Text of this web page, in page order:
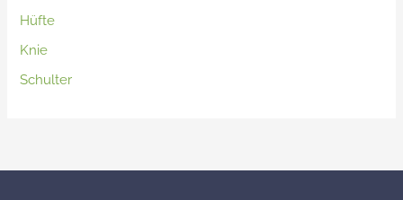
Hüfte
Knie
Schulter